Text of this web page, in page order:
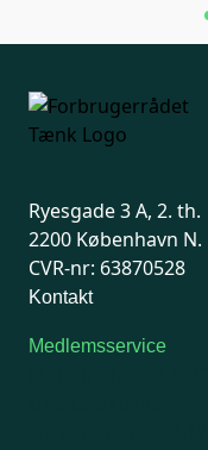
Ryesgade 3 A, 2. th.
2200 København N.
CVR-nr: 63870528
Kontakt
Medlemsservice